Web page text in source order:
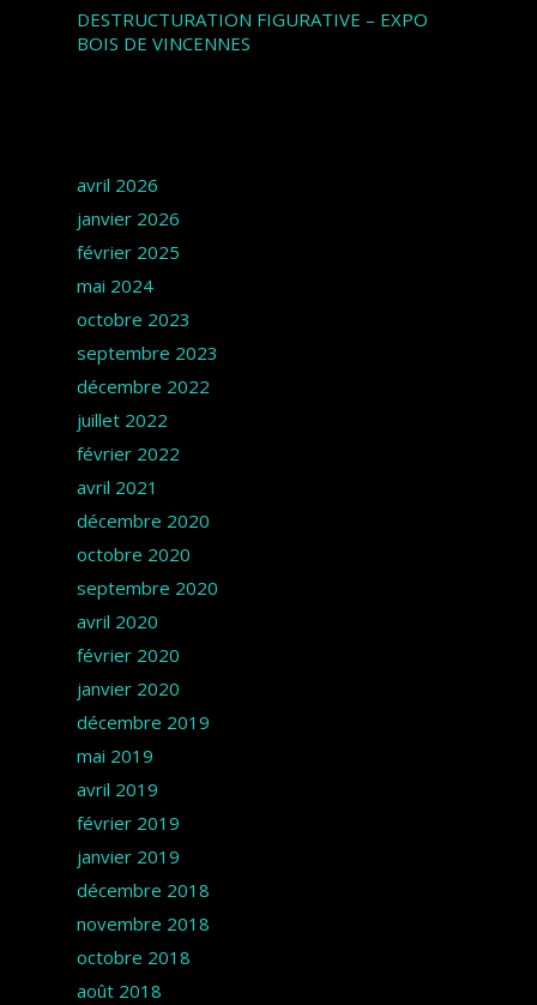
DESTRUCTURATION FIGURATIVE – EXPO
BOIS DE VINCENNES
avril 2026
janvier 2026
février 2025
mai 2024
octobre 2023
septembre 2023
décembre 2022
juillet 2022
février 2022
avril 2021
décembre 2020
octobre 2020
septembre 2020
avril 2020
février 2020
janvier 2020
décembre 2019
mai 2019
avril 2019
février 2019
janvier 2019
décembre 2018
novembre 2018
octobre 2018
août 2018